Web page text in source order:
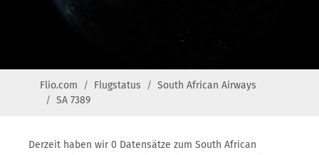
Flio.com Flugstatus
South African Airways
SA 7389
Derzeit haben wir 0 Datensätze zum South African